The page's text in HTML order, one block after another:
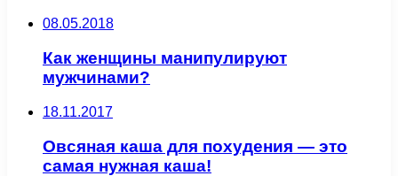
08.05.2018
Как женщины манипулируют
мужчинами?
18.11.2017
Овсяная каша для похудения — это
самая нужная каша!